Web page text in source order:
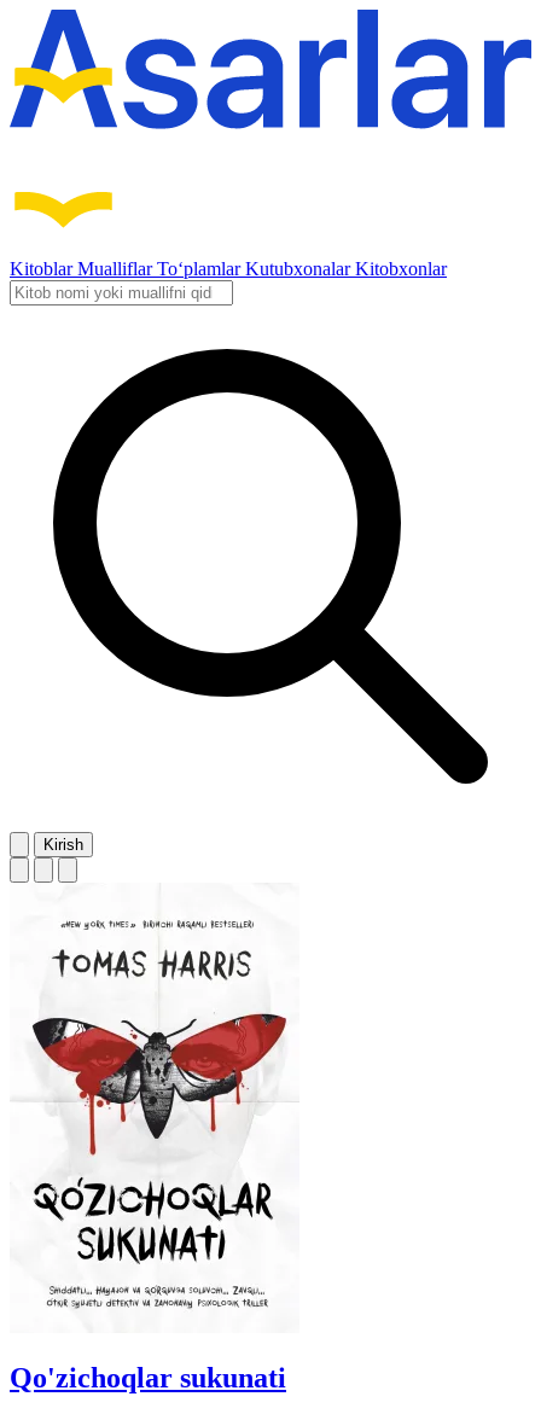
KitoblarMualliflarTo‘plamlarKutubxonalarKitobxonlar
Kirish
Qo'zichoqlar sukunati